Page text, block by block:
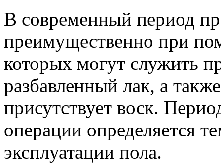
В современный период
преимущественно при
которых могут служить
разбавленный лак, а
присутствует воск.
операции определяется
эксплуатации пола.